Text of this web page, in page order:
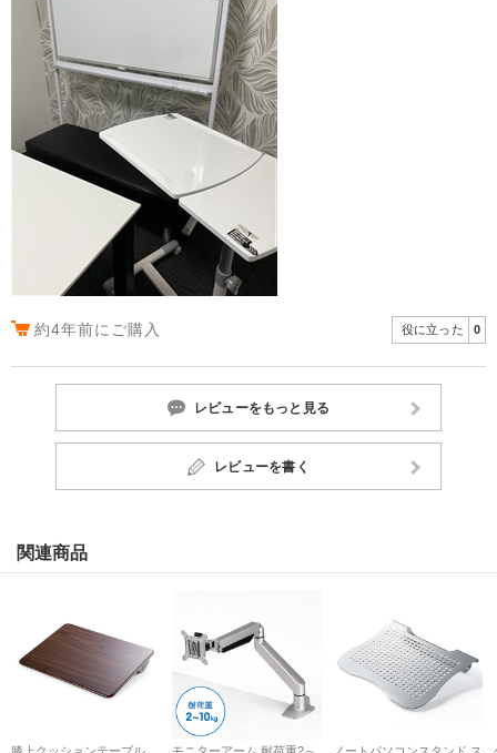
約4年前にご購入 役に立った 0
レビューをもっと見る
レビューを書く
関連商品